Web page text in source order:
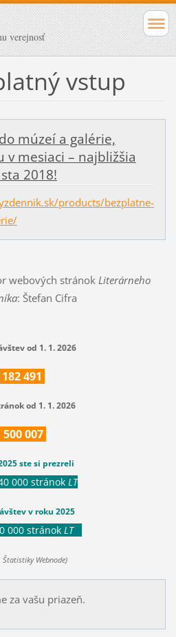
verejnosť
vstup
múzeí a galérie,
v mesiaci – najbližšia
2018!
products/bezplatne-
webových stránok Literárneho
: Štefan Cifra
od 1. 1. 2026
182491
od 1. 1. 2026
500007
ste si prezreli
000 stránok LT
v roku 2025
000 stránok LT
Webnode)
za vašu priazeň.